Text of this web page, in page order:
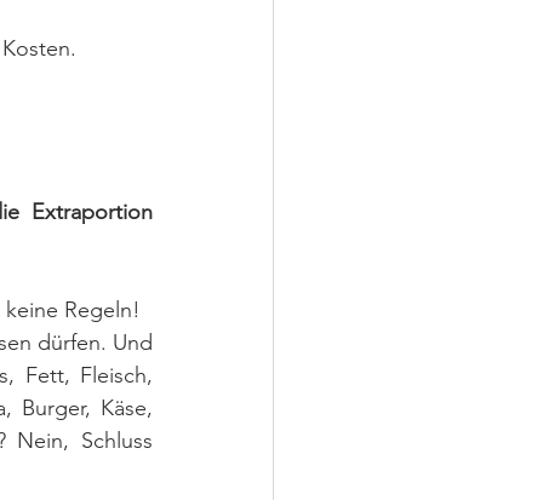
Extraportion
Regeln!
dürfen. Und
Fett, Fleisch,
Burger, Käse,
Nein, Schluss